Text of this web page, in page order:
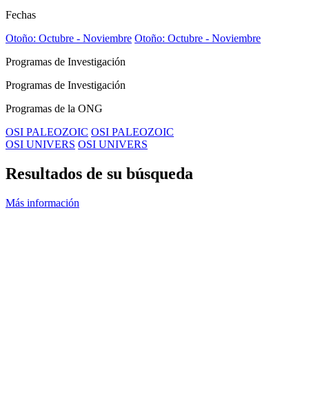
Fechas
Otoño: Octubre - Noviembre Otoño: Octubre - Noviembre
Programas de Investigación
Programas de Investigación
Programas de la ONG
OSI PALEOZOIC OSI PALEOZOIC
OSI UNIVERS OSI UNIVERS
Resultados de su búsqueda
Más información